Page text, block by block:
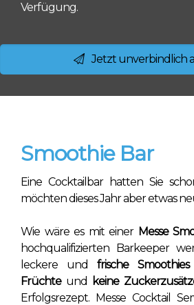
Verfügung.
Jetzt unverbindlich
Smoothie Bar
Eine Cocktailbar hatten Sie
möchten dieses Jahr aber etwas
Wie wäre es mit einer Messe
hochqualifizierten Barkeeper
leckere und frische Smoothies
Früchteund keine
Erfolgsrezept. Messe Cocktail